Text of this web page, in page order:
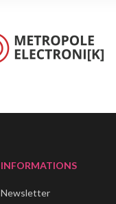
INFORMATIONS
Newsletter